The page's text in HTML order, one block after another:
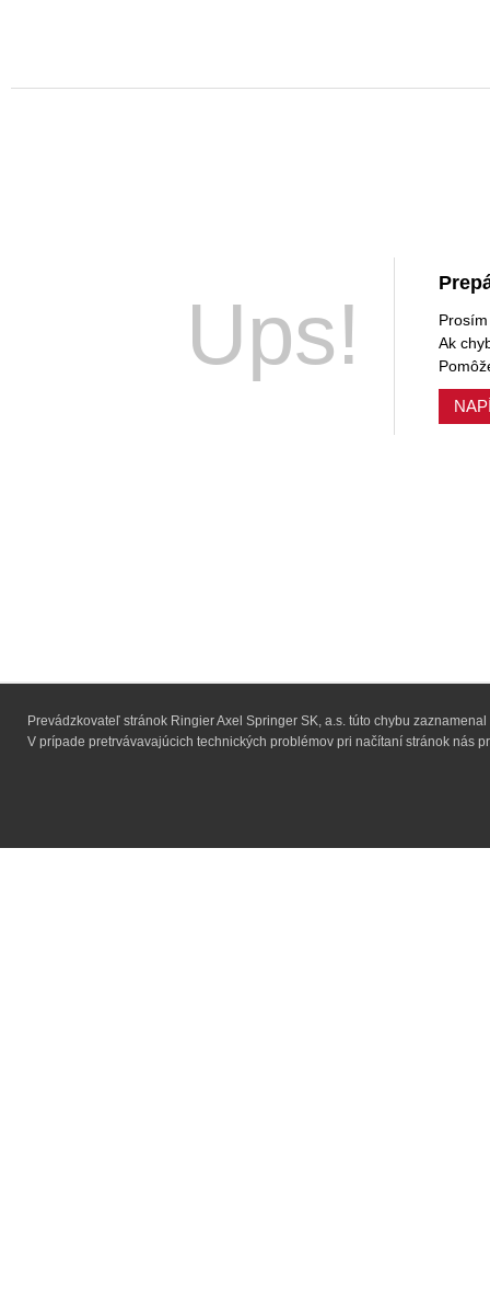
Ups!
Ak
Prevádzkovateľ stránok Ringier Axel Springer SK, a.s. túto chybu
V prípade pretrvávavajúcich technických problémov pri načítaní stránok nás